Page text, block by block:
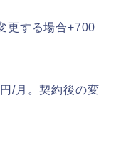
更する場合+700
/月。契約後の変